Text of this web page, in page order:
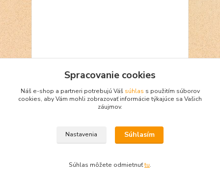
Pridať do košíka
Spracovanie cookies
Náš e-shop a partneri potrebujú Váš súhlas s použitím súborov
cookies, aby Vám mohli zobrazovať informácie týkajúce sa Vašich
záujmov.
Nastavenia Súhlasím
Súhlas môžete odmietnuťtu.